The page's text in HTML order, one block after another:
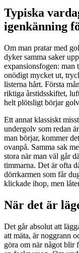
Typiska
igenkänning
Om man pratar med
dyker samma saker
expansionsfogen: man
onödigt mycket ut,
listerna hårt. Första
riktiga årstidsskiftet,
helt plötsligt börjar
Ett annat klassiskt
undergolv som redan
man börjar, kommer
ovanpå. Samma sak
stora när man väl går
timmarna. Det är ofta
dörrkarmen som får
klickade ihop, men
När det är
Det går absolut att
att mäta, är noggrann
göra om när något blir